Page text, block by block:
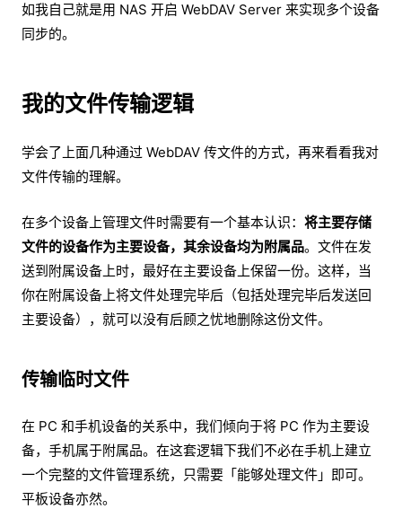
如我自己就是用 NAS 开启 WebDAV Server 来实现多个设备
同步的。
我的文件传输逻辑
学会了上面几种通过 WebDAV 传文件的方式，再来看看我对
文件传输的理解。
在多个设备上管理文件时需要有一个基本认识： 将主要存储
文件的设备作为主要设备，其余设备均为附属品。文件在发
送到附属设备上时，最好在主要设备上保留一份。这样，当
你在附属设备上将文件处理完毕后（包括处理完毕后发送回
主要设备），就可以没有后顾之忧地删除这份文件。
传输临时文件
在 PC 和手机设备的关系中，我们倾向于将 PC 作为主要设
备，手机属于附属品。在这套逻辑下我们不必在手机上建立
一个完整的文件管理系统，只需要「能够处理文件」即可。
平板设备亦然。